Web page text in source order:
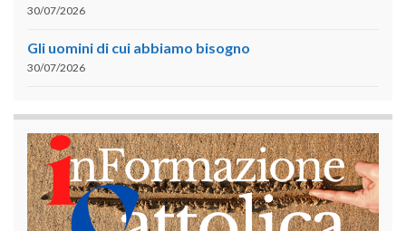
30/07/2026
Gli uomini di cui abbiamo bisogno
30/07/2026